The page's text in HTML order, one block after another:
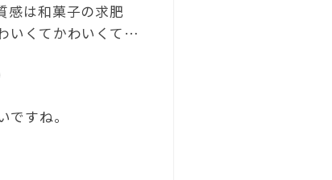
感は和菓子の求肥
いくてかわいくて…
すね。